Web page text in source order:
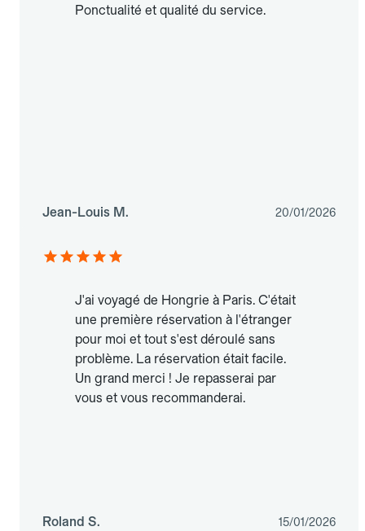
Ponctualité et qualité du service.
Jean-Louis M. 20/01/2026
J'ai voyagé de Hongrie à Paris. C'était
une première réservation à l'étranger
pour moi et tout s'est déroulé sans
problème. La réservation était facile.
Un grand merci ! Je repasserai par
vous et vous recommanderai.
Roland S. 15/01/2026